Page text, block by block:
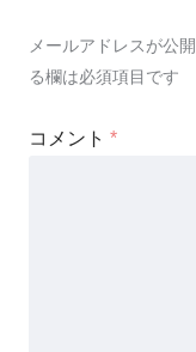
メールアドレスが公
る欄は必須項目です
コメント *